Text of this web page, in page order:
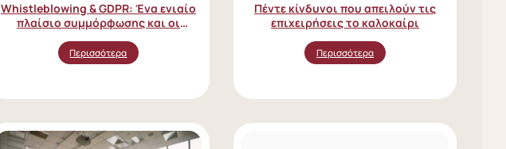
Whistleblowing & GDPR: Ένα ενιαίο
πλαίσιο συμμόρφωσης και οι
Περισσότερα
Πέντε κίνδυνοι που απειλούν τις
επιχειρήσεις το καλοκαίρι
Περισσότερα